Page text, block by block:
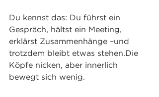
Du kennst das: Du führst ein
Gespräch, hältst ein Meeting,
erklärst Zusammenhänge –und
trotzdem bleibt etwas stehen.Die
Köpfe nicken, aber innerlich
bewegt sich wenig.